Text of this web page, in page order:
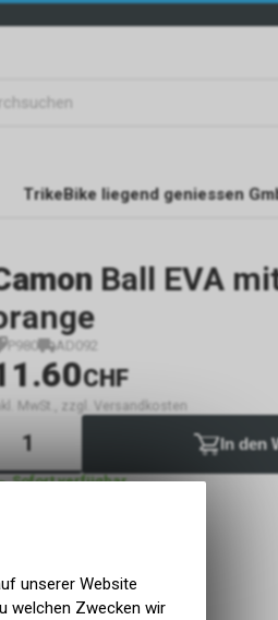
TrikeBike liegend geniessen
Ball EVA
P980 AD092
CHF
MwSt., zzgl. Versandkosten
In den
Sofort verfügbar
unserer Website
welchen Zwecken wir